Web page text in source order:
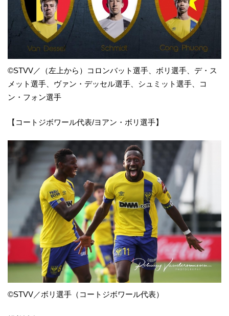
©STVV／（左上から）コロンバット選手、ボリ選手、デ・ス
メット選手、ヴァン・デッセル選手、シュミット選手、コ
ン・フォン選手
【コートジボワール代表/ヨアン・ボリ選手】
©STVV／ボリ選手（コートジボワール代表）